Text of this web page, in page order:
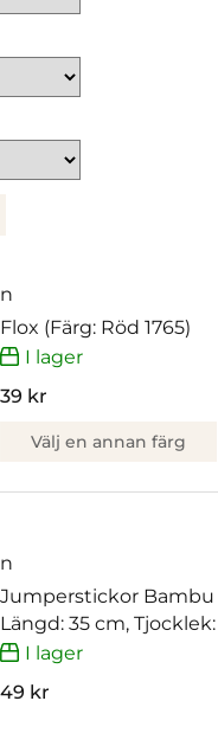
Flox (Färg: Röd 1765)
I lager
39 kr
Välj en annan färg
Jumperstickor Bambu
Längd: 35 cm,
I lager
49 kr